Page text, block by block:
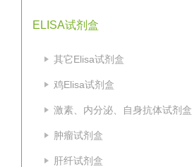
ELISA试剂盒
其它Elisa试剂盒
鸡Elisa试剂盒
激素、内分泌、自身抗体试剂盒
肿瘤试剂盒
肝纤试剂盒